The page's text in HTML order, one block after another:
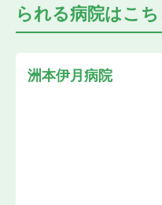
られる病院はこち
洲本伊月病院